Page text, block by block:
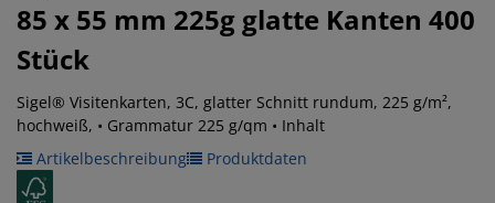
85 x 55 mm 225g glatte Kanten 400
Stück
Sigel® Visitenkarten, 3C, glatter Schnitt rundum, 225 g/m²,
hochweiß, • Grammatur 225 g/qm • Inhalt
Artikelbeschreibung
Produktdaten